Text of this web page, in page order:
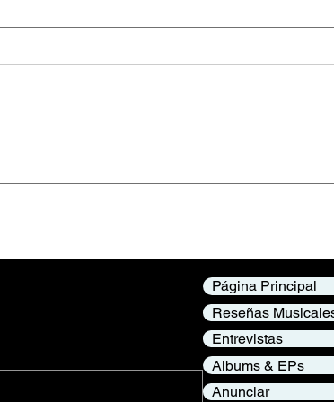
Me”
Página Principal
Reseñas
Entrevistas
Albums & EPs
Anunciar